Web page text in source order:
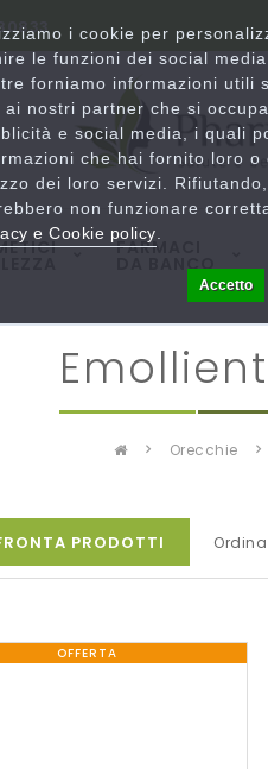
FARMACI
DA BANCO
orecchie
PRODOTTI
OFFERTA
i cookie per
le funzioni dei social
forniamo informazioni utili
ai nostri partner che si
e social media, i quali
che hai fornito loro
dei loro servizi.
non funzionare
e Cookie policy
Accetto